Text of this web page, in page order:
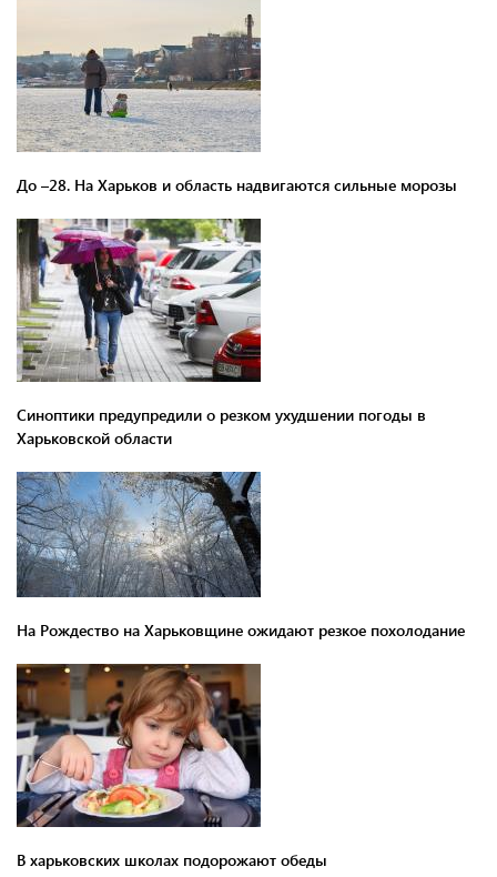
До –28. На Харьков и область надвигаются сильные морозы
Синоптики предупредили о резком ухудшении погоды в
Харьковской области
На Рождество на Харьковщине ожидают резкое похолодание
В харьковских школах подорожают обеды